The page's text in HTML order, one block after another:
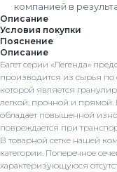
компанией в
Описание
Условия покупки
Пояснение
Описание
Багет серии «Легенда»
производится из сырья
которой является
легкой, прочной и прямой.
обладает повышенной
повреждается при
В товарной сетке нашей
категории. Поперечное
характеризующуюся